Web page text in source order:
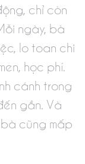
chỉ còn
ngày, bà
lo toan chi
học phí.
cánh trong
gần. Và
cũng mấp